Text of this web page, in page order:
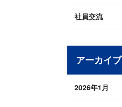
社員交流
アーカイブ
2026年1月